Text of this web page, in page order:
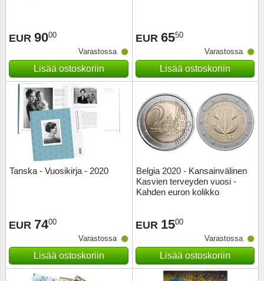
EUR 9000
Varastossa
Lisää ostoskoriin
EUR 6550
Varastossa
Lisää ostoskoriin
Tanska - Vuosikirja - 2020
EUR 7400
Varastossa
Lisää ostoskoriin
Belgia 2020 - Kansainvälinen
Kasvien terveyden vuosi -
Kahden euron kolikko
EUR 1500
Varastossa
Lisää ostoskoriin
Länsi-
Malta
Puola